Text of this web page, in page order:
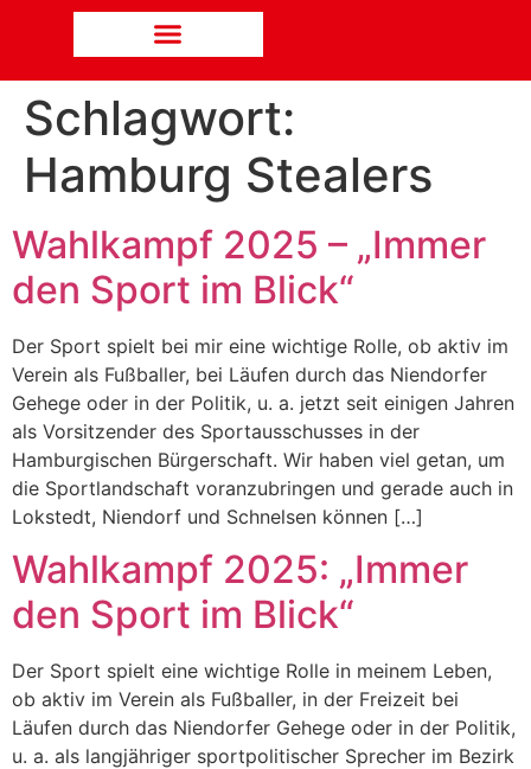
Schlagwort:
Hamburg Stealers
Wahlkampf 2025 – „Immer
den Sport im Blick“
Der Sport spielt bei mir eine wichtige Rolle, ob aktiv im
Verein als Fußballer, bei Läufen durch das Niendorfer
Gehege oder in der Politik, u. a. jetzt seit einigen Jahren
als Vorsitzender des Sportausschusses in der
Hamburgischen Bürgerschaft. Wir haben viel getan, um
die Sportlandschaft voranzubringen und gerade auch in
Lokstedt, Niendorf und Schnelsen können […]
Wahlkampf 2025: „Immer
den Sport im Blick“
Der Sport spielt eine wichtige Rolle in meinem Leben,
ob aktiv im Verein als Fußballer, in der Freizeit bei
Läufen durch das Niendorfer Gehege oder in der Politik,
u. a. als langjähriger sportpolitischer Sprecher im Bezirk